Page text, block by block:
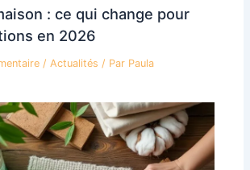
: ce qui change pour
en 2026
/Actualités / Par Paula